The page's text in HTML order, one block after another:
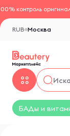
контроль
Москва
RUB
БАДы и